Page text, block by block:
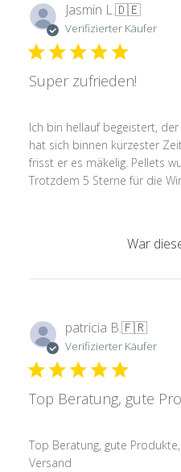
Jasmin L.🇩🇪
Verifizierter Käufer
Super zufrieden!
Ich bin hellauf begeistert,
hat sich binnen kürzester
frisst er es mäkelig. Pellets
Trotzdem 5 Sterne für die
War
patricia B.🇫🇷
Verifizierter Käufer
Top Beratung, gute
Top Beratung, gute
Versand